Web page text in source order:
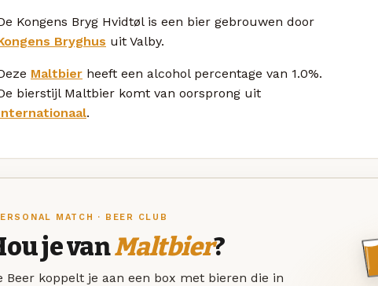
Kongens Bryg Hvidtøl is een bier gebrouwen door
Bryghus uit Valby.
Maltbier heeft een alcohol percentage van 1.0%.
bierstijl Maltbier komt van oorsprong uit
.
MATCH · BEER CLUB
je vanMaltbier?
Beer koppelt je aan een box met bieren die in